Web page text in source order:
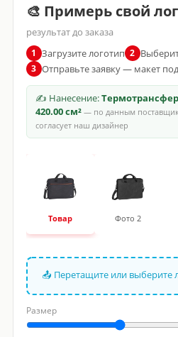
🎨 Примерь свой
результат до заказа
1 Загрузите логотип 2
3 Отправьте заявку — макет
✍ Нанесение:Термотрансфер
420.00 см²— по данным
согласует наш дизайнер
Товар Фото 2
📤 Перетащите или выберите
Размер